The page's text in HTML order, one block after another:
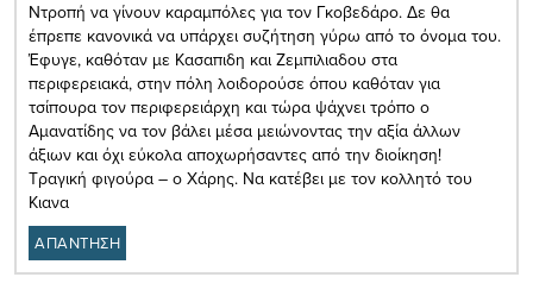
Ντροπή να γίνουν καραμπόλες για τον Γκοβεδάρο. Δε θα
έπρεπε κανονικά να υπάρχει συζήτηση γύρω από το όνομα του.
Έφυγε, καθόταν με Κασαπιδη και Ζεμπιλιαδου στα
περιφερειακά, στην πόλη λοιδορούσε όπου καθόταν για
τσίπουρα τον περιφερειάρχη και τώρα ψάχνει τρόπο ο
Αμανατίδης να τον βάλει μέσα μειώνοντας την αξία άλλων
άξιων και όχι εύκολα αποχωρήσαντες από την διοίκηση!
Τραγική φιγούρα – ο Χάρης. Να κατέβει με τον κολλητό του
Κιανα
ΑΠΑΝΤΗΣΗ